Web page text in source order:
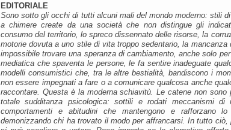
EDITORIALE
Sono sotto gli occhi di tutti alcuni mali del mondo moderno: stili
a chimere create da una società che non distingue gli
consumo del territorio, lo spreco dissennato delle risorse, la
motorie dovuta a uno stile di vita troppo sedentario, la
impossibile trovare una speranza di cambiamento, anche solo
mediatica che spaventa le persone, le fa sentire inadeguate
modelli consumistici che, tra le altre bestialità, bandiscono i
non essere impegnati a fare o a comunicare qualcosa anche
raccontare. Questa è la moderna schiavitù. Le catene non
totale sudditanza psicologica: sottili e rodati meccanismi di
comportamenti e abitudini che mantengono e rafforzano
demonizzando chi ha trovato il modo per affrancarsi. In tutto